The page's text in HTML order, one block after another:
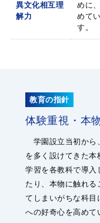
異文化相互理
解力
めに
めて
す。
教育の指針
体験重視・本
学園設立当初から
を多く設けてきた
学習を各教科で導入
たり、本物に触れる
てしまいがちな科目
への好奇心を高めて